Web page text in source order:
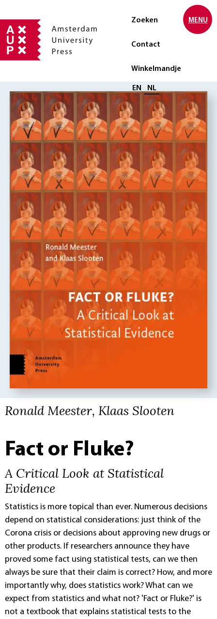
Zoeken
Contact
Winkelmandje
Selecteer taal
EN NL
MENU
Ronald Meester, Klaas Slooten
Fact or Fluke?
A Critical Look at Statistical
Evidence
Statistics is more topical than ever. Numerous decisions
depend on statistical considerations: just think of the
Corona crisis or decisions about approving new drugs or
other products. If researchers announce they have
proved some fact using statistical tests, can we then
always be sure that their claim is correct? How, and more
importantly why, does statistics work? What can we
expect from statistics and what not? 'Fact or Fluke?' is
not a textbook that explains statistical tests to the